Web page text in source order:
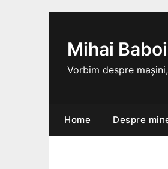
Mihai Baboi
Vorbim despre
Home Despre